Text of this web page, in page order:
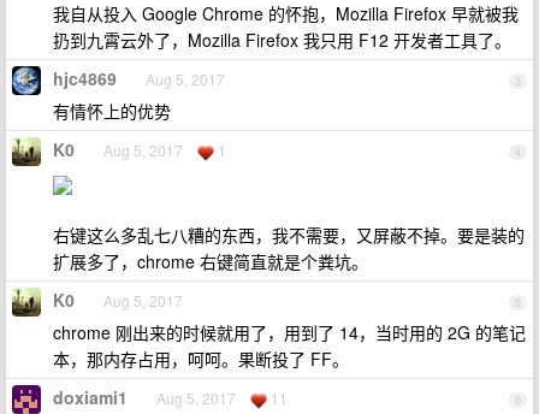
我自从投入 Google Chrome 的怀抱，Mozilla Firefox 早就被我
扔到九霄云外了，Mozilla Firefox 我只用 F12 开发者工具了。
3
hjc4869 Aug 5, 2017
有情怀上的优势
4
K0 Aug 5, 2017 1
右键这么多乱七八糟的东西，我不需要，又屏蔽不掉。要是装的
扩展多了，chrome 右键简直就是个粪坑。
5
K0 Aug 5, 2017
chrome 刚出来的时候就用了，用到了 14，当时用的 2G 的笔记
本，那内存占用，呵呵。果断投了 FF。
6
doxiami1 Aug 5, 2017 11